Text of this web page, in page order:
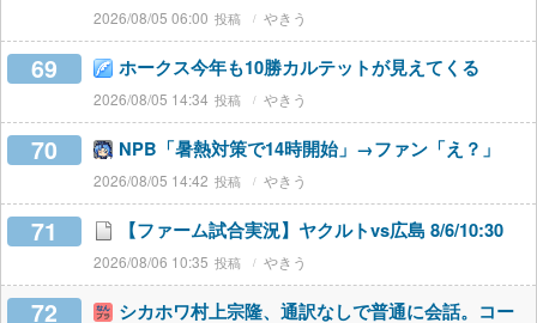
2026/08/05 06:00 やきう
69 ホークス今年も10勝カルテットが見えてくる
2026/08/05 14:34 やきう
70 NPB「暑熱対策で14時開始」→ファン「え？」
2026/08/05 14:42 やきう
71 【ファーム試合実況】ヤクルトvs広島 8/6/10:30
2026/08/06 10:35 やきう
72 シカホワ村上宗隆、通訳なしで普通に会話。コー